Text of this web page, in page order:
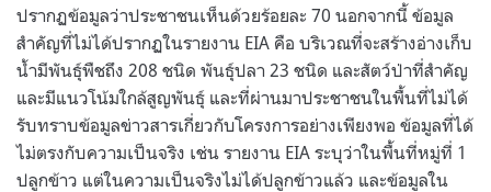
ปรากฏข้อมูลว่าประชาชนเห็นด้วยร้อยละ 70 นอกจากนี้ ข้อมูล
สำคัญที่ไม่ได้ปรากฏในรายงาน EIA คือ บริเวณที่จะสร้างอ่างเก็บ
น้ำมีพันธุ์พืชถึง 208 ชนิด พันธุ์ปลา 23 ชนิด และสัตว์ป่าที่สำคัญ
และมีแนวโน้มใกล้สูญพันธุ์ และที่ผ่านมาประชาชนในพื้นที่ไม่ได้
รับทราบข้อมูลข่าวสารเกี่ยวกับโครงการอย่างเพียงพอ ข้อมูลที่ได้
ไม่ตรงกับความเป็นจริง เช่น รายงาน EIA ระบุว่าในพื้นที่หมู่ที่ 1
ปลูกข้าว แต่ในความเป็นจริงไม่ได้ปลูกข้าวแล้ว และข้อมูลใน